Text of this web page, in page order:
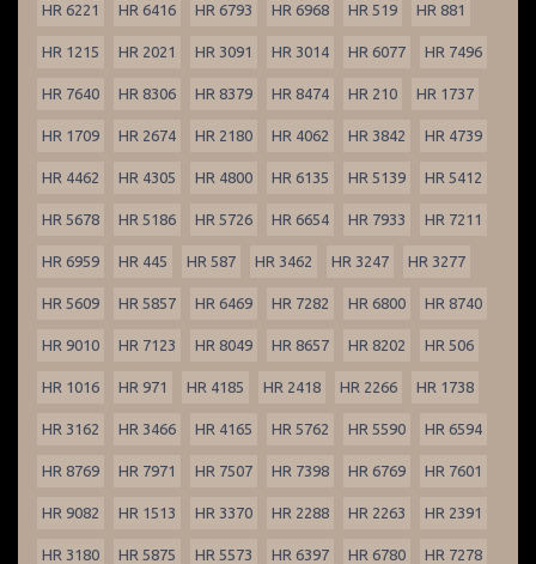
HR 6221 HR 6416 HR 6793 HR 6968 HR 519 HR 881
HR 1215 HR 2021 HR 3091 HR 3014 HR 6077 HR 7496
HR 7640 HR 8306 HR 8379 HR 8474 HR 210 HR 1737
HR 1709 HR 2674 HR 2180 HR 4062 HR 3842 HR 4739
HR 4462 HR 4305 HR 4800 HR 6135 HR 5139 HR 5412
HR 5678 HR 5186 HR 5726 HR 6654 HR 7933 HR 7211
HR 6959 HR 445 HR 587 HR 3462 HR 3247 HR 3277
HR 5609 HR 5857 HR 6469 HR 7282 HR 6800 HR 8740
HR 9010 HR 7123 HR 8049 HR 8657 HR 8202 HR 506
HR 1016 HR 971 HR 4185 HR 2418 HR 2266 HR 1738
HR 3162 HR 3466 HR 4165 HR 5762 HR 5590 HR 6594
HR 8769 HR 7971 HR 7507 HR 7398 HR 6769 HR 7601
HR 9082 HR 1513 HR 3370 HR 2288 HR 2263 HR 2391
HR 3180 HR 5875 HR 5573 HR 6397 HR 6780 HR 7278